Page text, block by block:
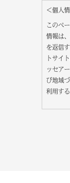
＜個人
このペ
情報は
を返信
トサイ
ッセア
び地域
利用す